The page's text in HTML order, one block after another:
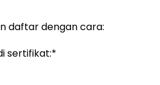
daftar dengan cara:
sertifikat:*